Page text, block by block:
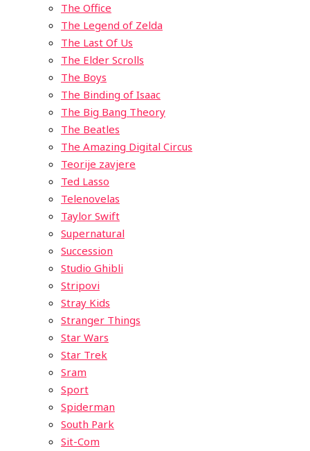
The Office
The Legend of Zelda
The Last Of Us
The Elder Scrolls
The Boys
The Binding of Isaac
The Big Bang Theory
The Beatles
The Amazing Digital Circus
Teorije zavjere
Ted Lasso
Telenovelas
Taylor Swift
Supernatural
Succession
Studio Ghibli
Stripovi
Stray Kids
Stranger Things
Star Wars
Star Trek
Sram
Sport
Spiderman
South Park
Sit-Com